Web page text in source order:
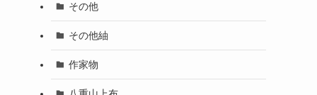
その他
その他紬
作家物